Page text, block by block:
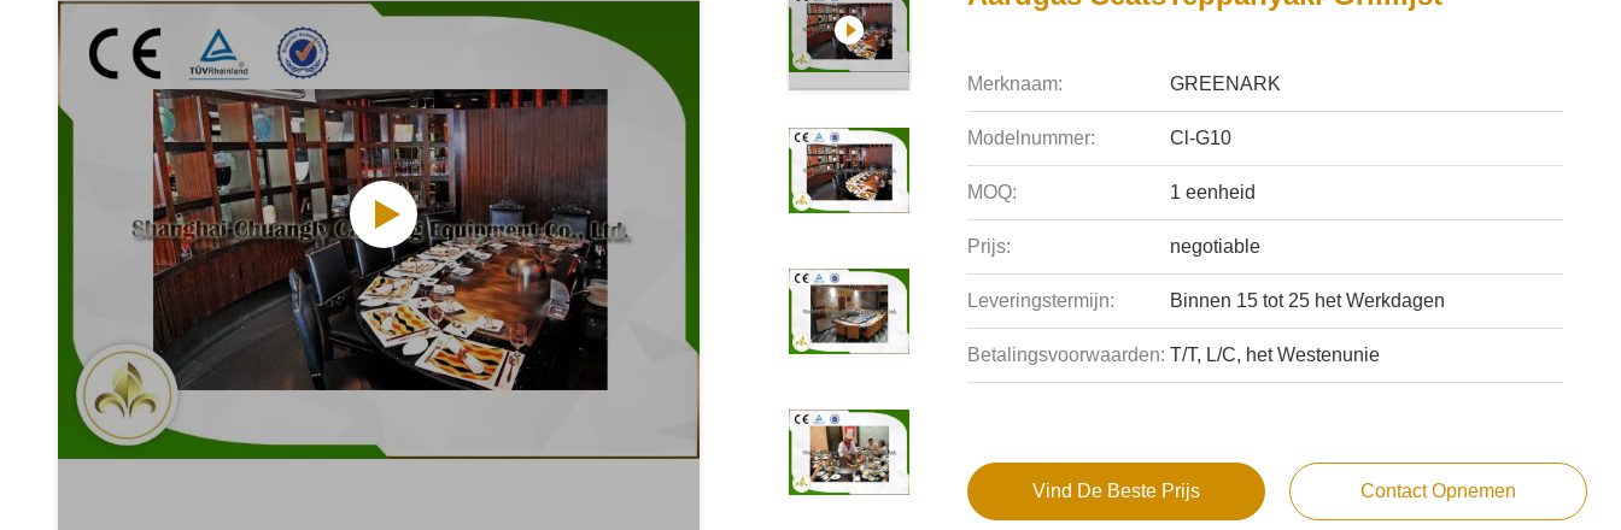
Merknaam: GREENARK
Modelnummer: Cl-G10
MOQ: 1 eenheid
Prijs: negotiable
Leveringstermijn: Binnen 15 tot 25 het Werkdagen
Betalingsvoorwaarden: T/T, L/C, het Westenunie
Vind De Beste Prijs Contact Opnemen